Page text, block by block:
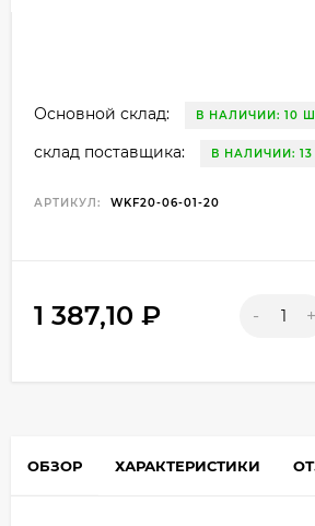
Основной склад: В НАЛИЧИИ: 10
склад поставщика: В НАЛИЧИИ:
АРТИКУЛ: WKF20-06-01-20
1 387,10 ₽ - +
ОБЗОР ХАРАКТЕРИСТИКИ